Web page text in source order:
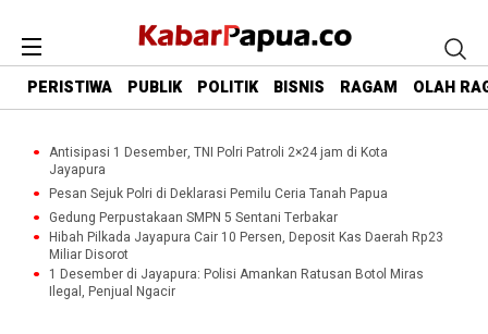
PERISTIWA PUBLIK POLITIK BISNIS RAGAM OLAH
Antisipasi 1 Desember, TNI Polri Patroli 2×24 jam di Kota
Jayapura
Pesan Sejuk Polri di Deklarasi Pemilu Ceria Tanah Papua
Gedung Perpustakaan SMPN 5 Sentani Terbakar
Hibah Pilkada Jayapura Cair 10 Persen, Deposit Kas Daerah Rp23
Miliar Disorot
1 Desember di Jayapura: Polisi Amankan Ratusan Botol Miras
Ilegal, Penjual Ngacir